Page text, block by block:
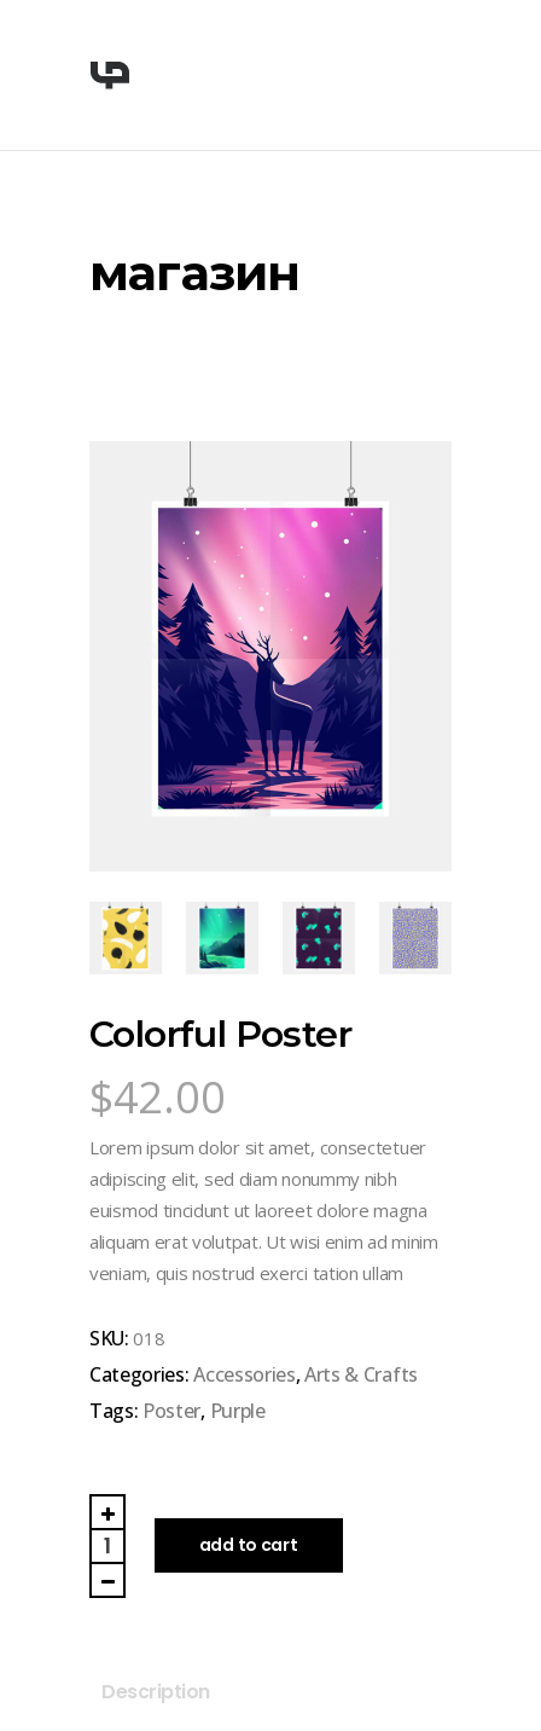
магазин
Colorful Poster
$42.00
Lorem ipsum dolor sit amet, consectetuer
adipiscing elit, sed diam nonummy nibh
euismod tincidunt ut laoreet dolore magna
aliquam erat volutpat. Ut wisi enim ad minim
veniam, quis nostrud exerci tation ullam
SKU:018
Categories:Accessories,Arts & Crafts
Tags: Poster, Purple
Colorful
Poster
quantity
add to cart
Description